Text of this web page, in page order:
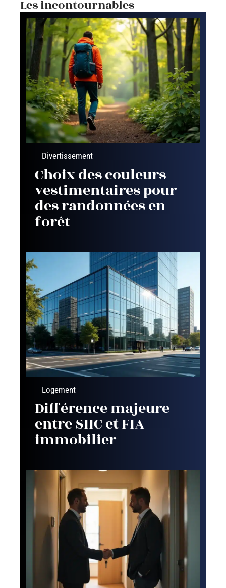
Les incontournables
Divertissement
Choix des couleurs
vestimentaires pour
des randonnées en
forêt
Logement
Différence majeure
entre SIIC et FIA
immobilier